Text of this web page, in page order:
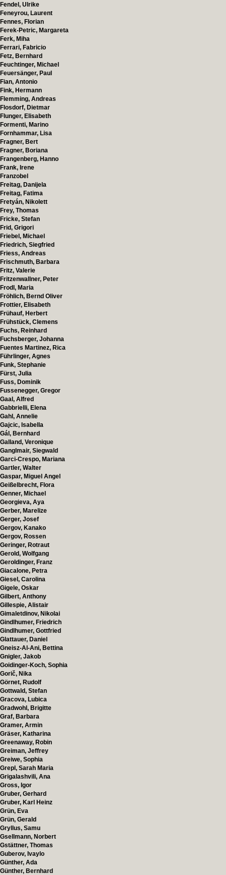
Fendel, Ulrike
Feneyrou, Laurent
Fennes, Florian
Ferek-Petric, Margareta
Ferk, Miha
Ferrari, Fabricio
Fetz, Bernhard
Feuchtinger, Michael
Feuersänger, Paul
Fian, Antonio
Fink, Hermann
Flemming, Andreas
Flosdorf, Dietmar
Flunger, Elisabeth
Formenti, Marino
Fornhammar, Lisa
Fragner, Bert
Fragner, Boriana
Frangenberg, Hanno
Frank, Irene
Franzobel
Freitag, Danijela
Freitag, Fatima
Fretyán, Nikolett
Frey, Thomas
Fricke, Stefan
Frid, Grigori
Friebel, Michael
Friedrich, Siegfried
Friess, Andreas
Frischmuth, Barbara
Fritz, Valerie
Fritzenwallner, Peter
Frodl, Maria
Fröhlich, Bernd Oliver
Frottier, Elisabeth
Frühauf, Herbert
Frühstück, Clemens
Fuchs, Reinhard
Fuchsberger, Johanna
Fuentes Martinez, Rica
Führlinger, Agnes
Funk, Stephanie
Fürst, Julia
Fuss, Dominik
Fussenegger, Gregor
Gaal, Alfred
Gabbrielli, Elena
Gahl, Annelie
Gajcic, Isabella
Gál, Bernhard
Galland, Veronique
Ganglmair, Siegwald
Garci-Crespo, Mariana
Gartler, Walter
Gaspar, Miguel Angel
Geißelbrecht, Flora
Genner, Michael
Georgieva, Aya
Gerber, Marelize
Gerger, Josef
Gergov, Kanako
Gergov, Rossen
Geringer, Rotraut
Gerold, Wolfgang
Geroldinger, Franz
Giacalone, Petra
Giesel, Carolina
Gigele, Oskar
Gilbert, Anthony
Gillespie, Alistair
Gimaletdinov, Nikolai
Gindlhumer, Friedrich
Gindlhumer, Gottfried
Glattauer, Daniel
Gneisz-Al-Ani, Bettina
Gnigler, Jakob
Goidinger-Koch, Sophia
Gorič, Nika
Görnet, Rudolf
Gottwald, Stefan
Gracova, Lubica
Gradwohl, Brigitte
Graf, Barbara
Gramer, Armin
Gräser, Katharina
Greenaway, Robin
Greiman, Jeffrey
Greiwe, Sophia
Grepl, Sarah Maria
Grigalashvili, Ana
Gross, Igor
Gruber, Gerhard
Gruber, Karl Heinz
Grün, Eva
Grün, Gerald
Gryllus, Samu
Gsellmann, Norbert
Gstättner, Thomas
Guberov, Ivaylo
Günther, Ada
Günther, Bernhard